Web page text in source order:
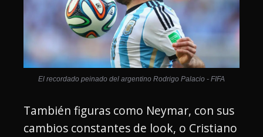
El recordado peinado del argentino Rodrigo Palacio - FIFA
También figuras como Neymar, con sus
cambios constantes de look, o Cristiano